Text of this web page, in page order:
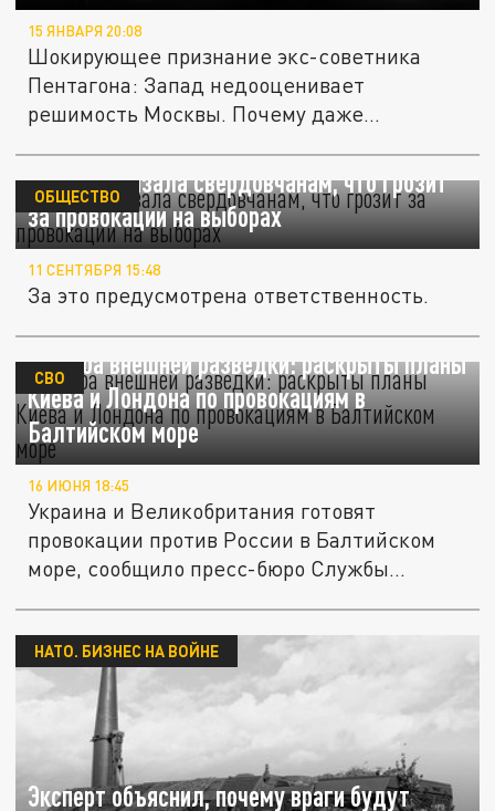
15 ЯНВАРЯ 20:08
Шокирующее признание экс-советника
Пентагона: Запад недооценивает
решимость Москвы. Почему даже
ФСБ рассказала свердовчанам, что грозит
за провокации на выборах
ОБЩЕСТВО
11 СЕНТЯБРЯ 15:48
За это предусмотрена ответственность.
Служба внешней разведки: раскрыты планы
Киева и Лондона по провокациям в
Балтийском море
СВО
16 ИЮНЯ 18:45
Украина и Великобритания готовят
провокации против России в Балтийском
море, сообщило пресс-бюро Службы...
Эксперт объяснил, почему враги будут
НАТО. БИЗНЕС НА ВОЙНЕ